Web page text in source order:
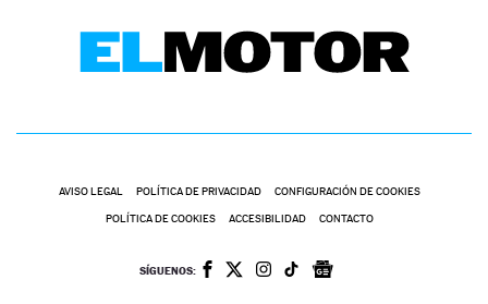
AVISO LEGAL POLÍTICA DE PRIVACIDAD CONFIGURACIÓN DE COOKIES
POLÍTICA DE COOKIES ACCESIBILIDAD CONTACTO
SÍGUENOS: